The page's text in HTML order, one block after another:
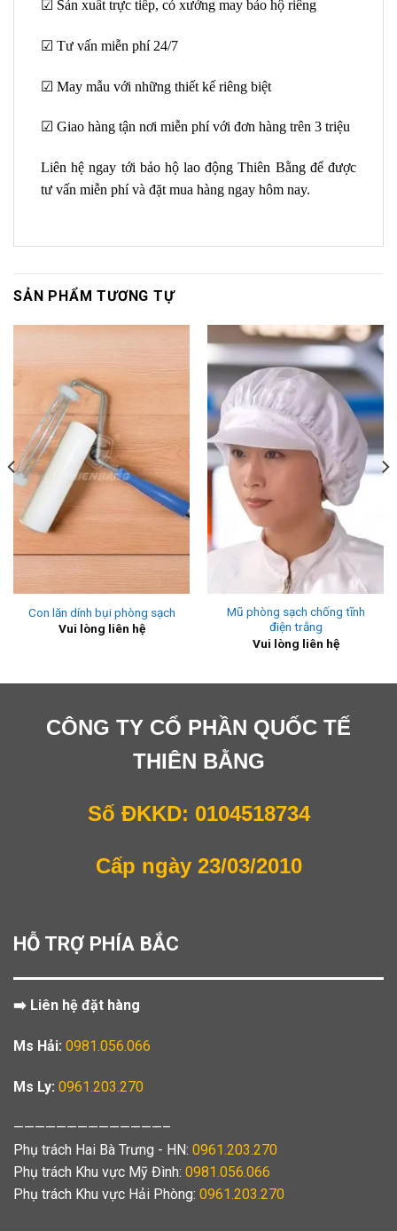
☑ Sản xuất trực tiếp, có xưởng may bảo hộ riêng
☑ Tư vấn miễn phí 24/7
☑ May mẫu với những thiết kế riêng biệt
☑ Giao hàng tận nơi miễn phí với đơn hàng trên 3 triệu
Liên hệ ngay tới bảo hộ lao động Thiên Bằng để được
tư vấn miễn phí và đặt mua hàng ngay hôm nay.
SẢN PHẨM TƯƠNG TỰ
Con lăn dính bụi phòng sạch
Vui lòng liên hệ
Mũ phòng sạch chống tĩnh
điện trắng
Vui lòng liên hệ
CÔNG TY CỔ PHẦN QUỐC TẾ
THIÊN BẰNG
Số ĐKKD: 0104518734
Cấp ngày 23/03/2010
HỖ TRỢ PHÍA BẮC
➡️ Liên hệ đặt hàng
Ms Hải: 0981.056.066
Ms Ly: 0961.203.270
——————————————–
Phụ trách Hai Bà Trưng - HN: 0961.203.270
Phụ trách Khu vực Mỹ Đình: 0981.056.066
Phụ trách Khu vực Hải Phòng: 0961.203.270